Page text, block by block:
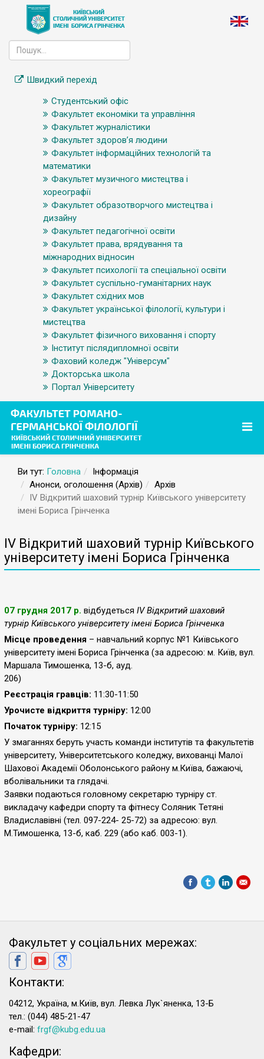
Швидкий перехід
Студентський офіс
Факультет економіки та управління
Факультет журналістики
Факультет здоров’я людини
Факультет інформаційних технологій та
математики
Факультет музичного мистецтва і
хореографії
Факультет образотворчого мистецтва і
дизайну
Факультет педагогічної освіти
Факультет права, врядування та
міжнародних відносин
Факультет психології та спеціальної освіти
Факультет суспільно-гуманітарних наук
Факультет східних мов
Факультет української філології, культури і
мистецтва
Факультет фізичного виховання і спорту
Інститут післядипломної освіти
Фаховий коледж "Універсум"
Докторська школа
Портал Університету
Ви тут: Головна
Інформація
Анонси, оголошення (Архів)
Архів
ІV Відкритий шаховий турнір Київського університету
імені Бориса Грінченка
ІV Відкритий шаховий турнір Київського
університету імені Бориса Грінченка
07 грудня 2017 р. відбудеться ІV Відкритий шаховий
турнір Київського університету імені Бориса Грінченка
Місце проведення – навчальний корпус №1 Київського
університету імені Бориса Грінченка (за адресою: м. Київ, вул.
Маршала Тимошенка, 13-б, ауд.
206)
Реєстрація гравців: 11:30-11:50
Урочисте відкриття турніру: 12:00
Початок турніру: 12:15
У змаганнях беруть участь команди інститутів та факультетів
університету, Університетського коледжу, вихованці Малої
Шахової Академії Оболонського району м.Київа, бажаючі,
вболівальники та глядачі.
Заявки подаються головному секретарю турніру ст.
викладачу кафедри спорту та фітнесу Соляник Тетяні
Владиславівні (тел. 097-224- 25-72) за адресою: вул.
М.Тимошенка, 13-б, каб. 229 (або каб. 003-1).
Факультет у соціальних мережах:
Контакти:
04212, Україна, м.Київ, вул. Левка Лук`яненка, 13-Б
тел.: (044) 485-21-47
e-mail: frgf@kubg.edu.ua
Кафедри: